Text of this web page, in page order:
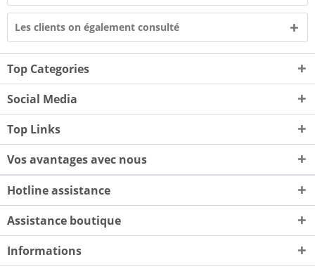
Les clients on également consulté
Top Categories
Social Media
Top Links
Vos avantages avec nous
Hotline assistance
Assistance boutique
Informations